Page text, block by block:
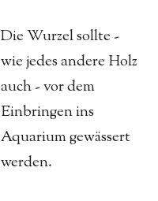
Die Wurzel sollte -
wie jedes andere Holz
auch - vor dem
Einbringen ins
Aquarium gewässert
werden.